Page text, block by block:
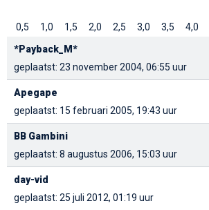
0,5 1,0 1,5 2,0 2,5 3,0 3,5 4,0
*Payback_M*
geplaatst: 23 november 2004, 06:55 uur
Apegape
geplaatst: 15 februari 2005, 19:43 uur
BB Gambini
geplaatst: 8 augustus 2006, 15:03 uur
day-vid
geplaatst: 25 juli 2012, 01:19 uur